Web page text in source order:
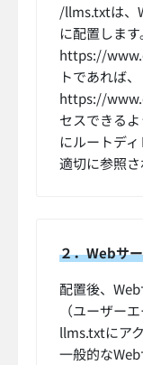
/llms.txtは、
に配置します
https://
トであれば、
https://
セスできる
にルートデ
適切に参照さ
２．Webサ
配置後、
（ユーザー
llms.txtにア
一般的な